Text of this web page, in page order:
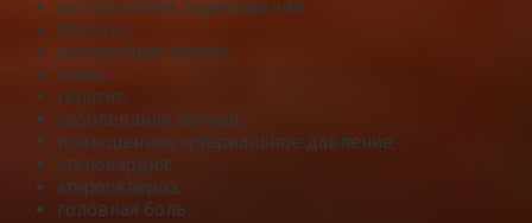
расстройства пищеварения;
бронхит;
воспаление легких;
колит;
гепатит;
заболевания печени;
повышенное артериальное давление;
стенокардия;
атеросклероз;
головная боль.